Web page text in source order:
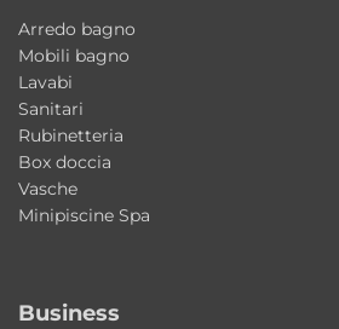
e perfetto per bagni di
ridotti.
Il lavabo è già predisposto
rubinetto?
Sì, è dotato di foro
La struttura è reversibile?
Arredo bagno
Mobili bagno
Lavabi
Sanitari
Rubinetteria
Box doccia
Vasche
Minipiscine Spa
Business